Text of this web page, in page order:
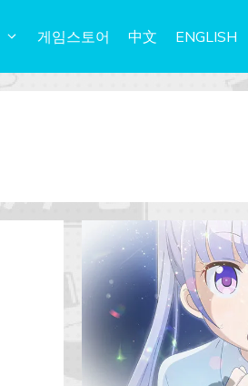
게임스토어 中文 ENGLISH